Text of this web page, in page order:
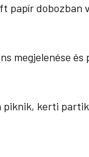
papír dobozban
megjelenése
kerti